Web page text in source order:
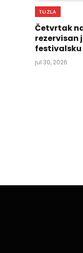
TUZLA
Četvrtak
rezervisan
festivalsku
jul 30, 2026